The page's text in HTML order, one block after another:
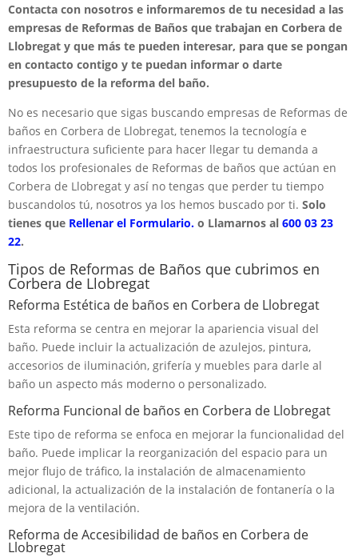
Contacta con nosotros e informaremos de tu necesidad a las
empresas de Reformas de Baños que trabajan en Corbera de
Llobregat y que más te pueden interesar, para que se pongan
en contacto contigo y te puedan informar o darte
presupuesto de la reforma del baño.
No es necesario que sigas buscando empresas de Reformas de
baños en Corbera de Llobregat, tenemos la tecnología e
infraestructura suficiente para hacer llegar tu demanda a
todos los profesionales de Reformas de baños que actúan en
Corbera de Llobregat y así no tengas que perder tu tiempo
buscandolos tú, nosotros ya los hemos buscado por ti. Solo
tienes que Rellenar el Formulario. o Llamarnos al 600 03 23
22.
Tipos de Reformas de Baños que cubrimos en
Corbera de Llobregat
Reforma Estética de baños en Corbera de Llobregat
Esta reforma se centra en mejorar la apariencia visual del
baño. Puede incluir la actualización de azulejos, pintura,
accesorios de iluminación, grifería y muebles para darle al
baño un aspecto más moderno o personalizado.
Reforma Funcional de baños en Corbera de Llobregat
Este tipo de reforma se enfoca en mejorar la funcionalidad del
baño. Puede implicar la reorganización del espacio para un
mejor flujo de tráfico, la instalación de almacenamiento
adicional, la actualización de la instalación de fontanería o la
mejora de la ventilación.
Reforma de Accesibilidad de baños en Corbera de
Llobregat